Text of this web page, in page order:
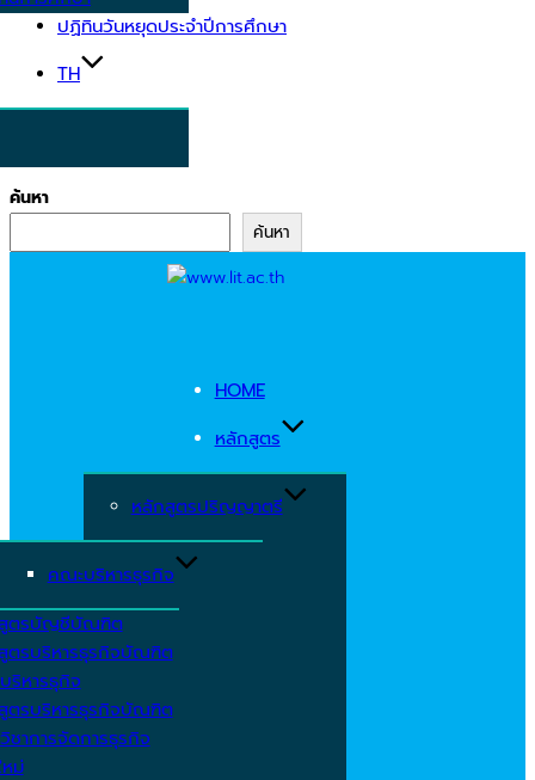
ปฏิทินวันหยุดประจำปีการศึกษา
TH
ค้นหา
ค้นหา
HOME
หลักสูตร
หลักสูตรปริญญาตรี
คณะบริหารธุรกิจ
ตรบัญชีบัณฑิต
ตรบริหารธุรกิจบัณฑิต
ริหารธุกิจ
ตรบริหารธุรกิจบัณฑิต
ชาการจัดการธุรกิจ
ม่